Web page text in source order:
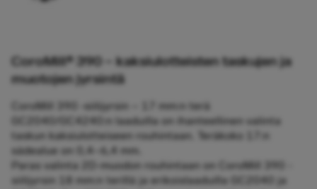
CoroMill® 390 – kaksiulotteisten taskujen ja
muotojen jyrsintä
CoroMill 390 ‑siilijyrsin – 17 mm:n terä
GC2040/GC4240:n laaduilla on ihanteellinen valinta
taskun kaksiulotteiseen rouhintaan. Teräkoko 17:n
sädealue on 0,4–6,4 mm.
Paras valinta 2D-muodon rouhintaan on CoroMill 390 -
siilijyrsin 18 mm:n terillä ja erikoislaaduilla GC2040 ja